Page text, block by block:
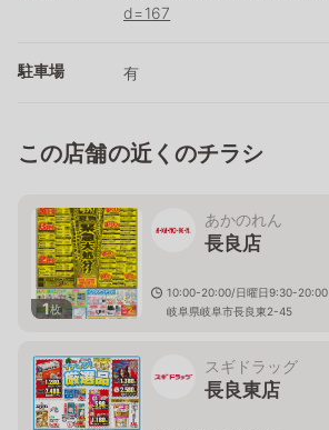
d=167
駐車場 有
この店舗の近くのチラシ
1枚
あかのれん
長良店
10:00-20:00/日曜日9:30-20:00
岐阜県岐阜市長良東2-45
スギドラッグ
長良東店